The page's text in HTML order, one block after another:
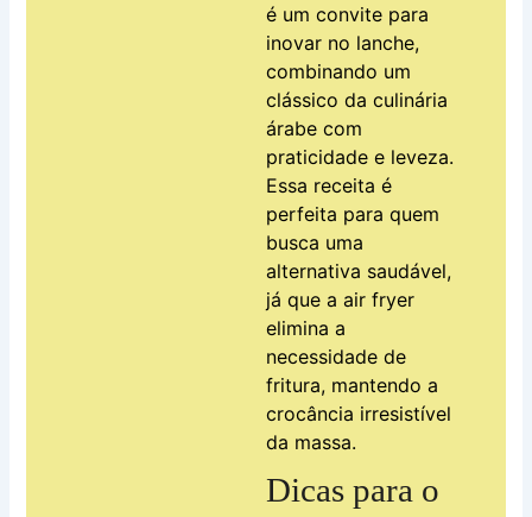
é um convite para
inovar no lanche,
combinando um
clássico da culinária
árabe com
praticidade e leveza.
Essa receita é
perfeita para quem
busca uma
alternativa saudável,
já que a air fryer
elimina a
necessidade de
fritura, mantendo a
crocância irresistível
da massa.
Dicas para o